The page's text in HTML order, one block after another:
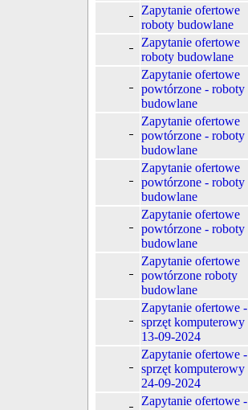
Zapytanie ofertowe
roboty budowlane
Zapytanie ofertowe
roboty budowlane
Zapytanie ofertowe
powtórzone - roboty
budowlane
Zapytanie ofertowe
powtórzone - roboty
budowlane
Zapytanie ofertowe
powtórzone - roboty
budowlane
Zapytanie ofertowe
powtórzone - roboty
budowlane
Zapytanie ofertowe
powtórzone roboty
budowlane
Zapytanie ofertowe -
sprzęt komputerowy
13-09-2024
Zapytanie ofertowe -
sprzęt komputerowy
24-09-2024
Zapytanie ofertowe -